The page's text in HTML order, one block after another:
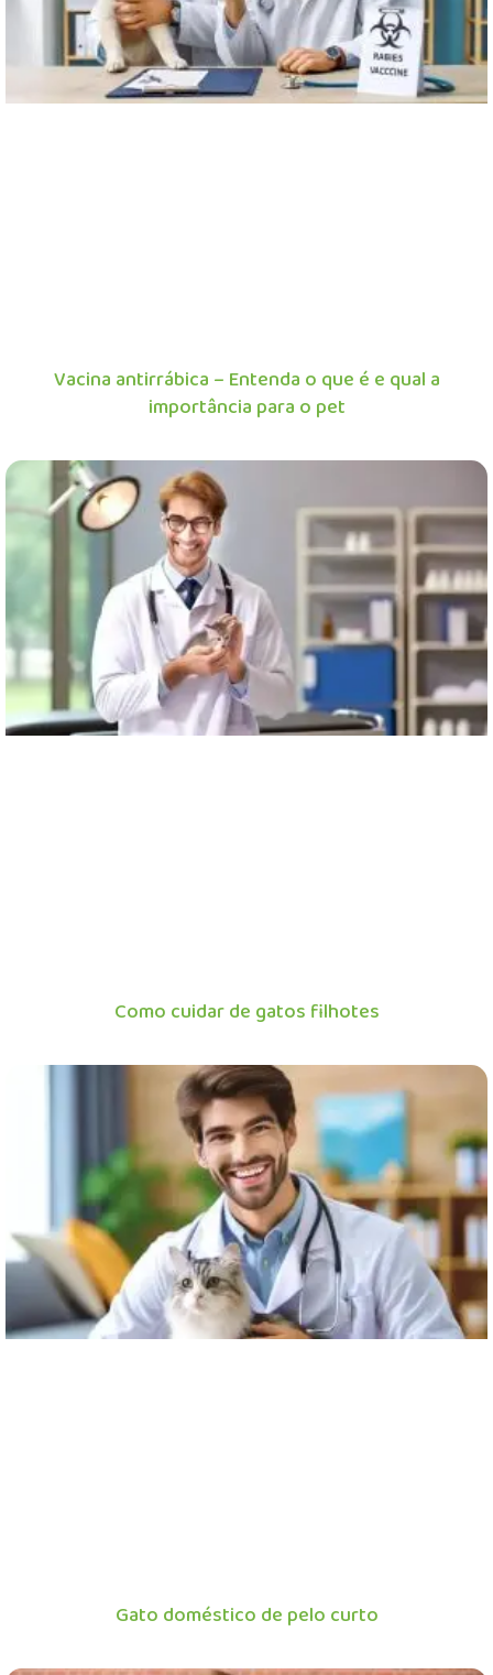
Vacina antirrábica – Entenda o que é e qual a
importância para o pet
Como cuidar de gatos filhotes
Gato doméstico de pelo curto